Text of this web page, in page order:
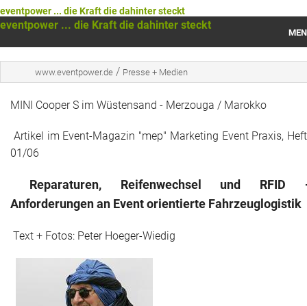
eventpower ... die Kraft die dahinter steckt
eventpower ... die Kraft die dahinter steckt
Startseite
Das war 2021
Das war 2020
Das war 2019
Das war 2017
Das war 2016
www.eventpower.de / Presse + Medien
MINI Cooper S im Wüstensand - Merzouga / Marokko
Artikel im Event-Magazin "mep" Marketing Event Praxis,
01/06
Reparaturen, Reifenwechsel und RFID
Anforderungen an Event orientierte Fahrzeuglogistik
Text + Fotos: Peter Hoeger-Wiedig